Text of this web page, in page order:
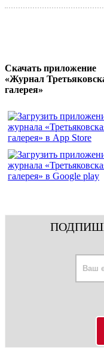
Скачать приложение
«Журнал
галерея»